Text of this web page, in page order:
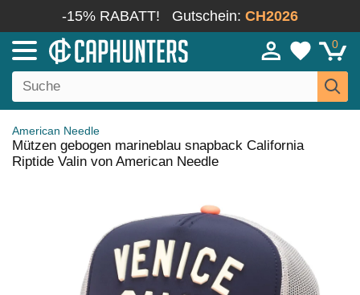
-15% RABATT! Gutschein: CH2026
0
American Needle
Mützen gebogen marineblau snapback California
Riptide Valin von American Needle